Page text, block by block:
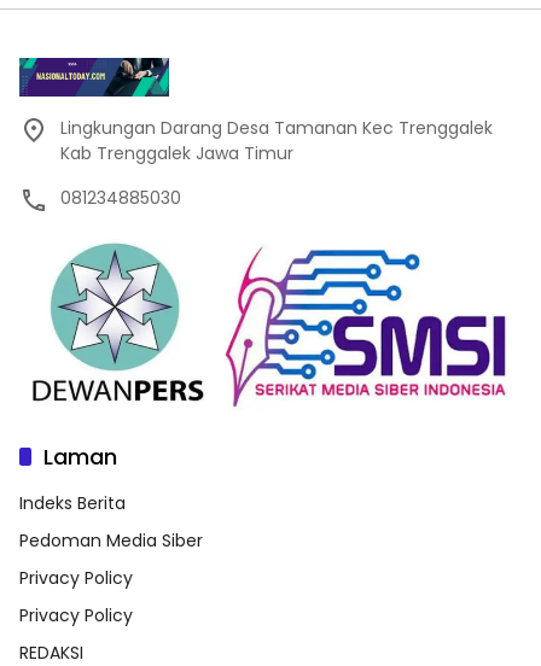
Lingkungan Darang Desa Tamanan Kec Trenggalek
Kab Trenggalek Jawa Timur
081234885030
Laman
Indeks Berita
Pedoman Media Siber
Privacy Policy
Privacy Policy
REDAKSI